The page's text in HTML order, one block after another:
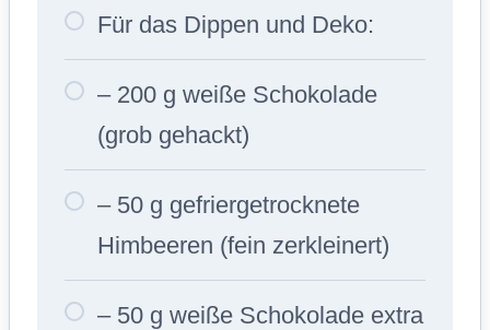
Für das Dippen und Deko:
– 200 g weiße Schokolade
(grob gehackt)
– 50 g gefriergetrocknete
Himbeeren (fein zerkleinert)
– 50 g weiße Schokolade extra